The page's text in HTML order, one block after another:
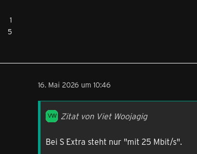
1
5
16. Mai 2026 um 10:46
Zitat von Viet Woojagig
Bei S Extra steht nur "mit 25 Mbit/s".